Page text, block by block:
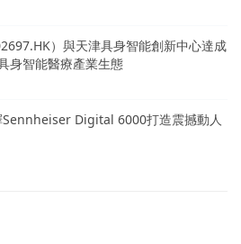
）與天津具身智能創新中心達成
身智能醫療產業生態
Sennheiser Digital 6000打造震撼動人